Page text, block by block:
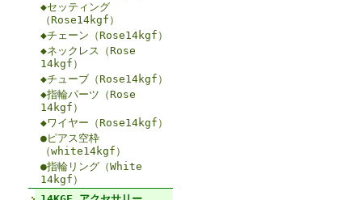
◆セッティング
（Rose14kgf）
◆チェーン（Rose14kgf）
◆ネックレス（Rose
14kgf）
◆チューブ（Rose14kgf）
◆指輪パーツ（Rose
14kgf）
◆ワイヤー（Rose14kgf）
●ピアス空枠
（white14kgf）
●指輪リング（White
14kgf）